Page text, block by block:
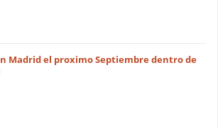
Madrid el proximo Septiembre dentro de